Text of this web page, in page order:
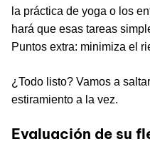
la práctica de yoga o los
hará que esas tareas
Puntos extra: minimiza el
¿Todo listo? Vamos a
estiramiento a la vez.
Evaluación de su